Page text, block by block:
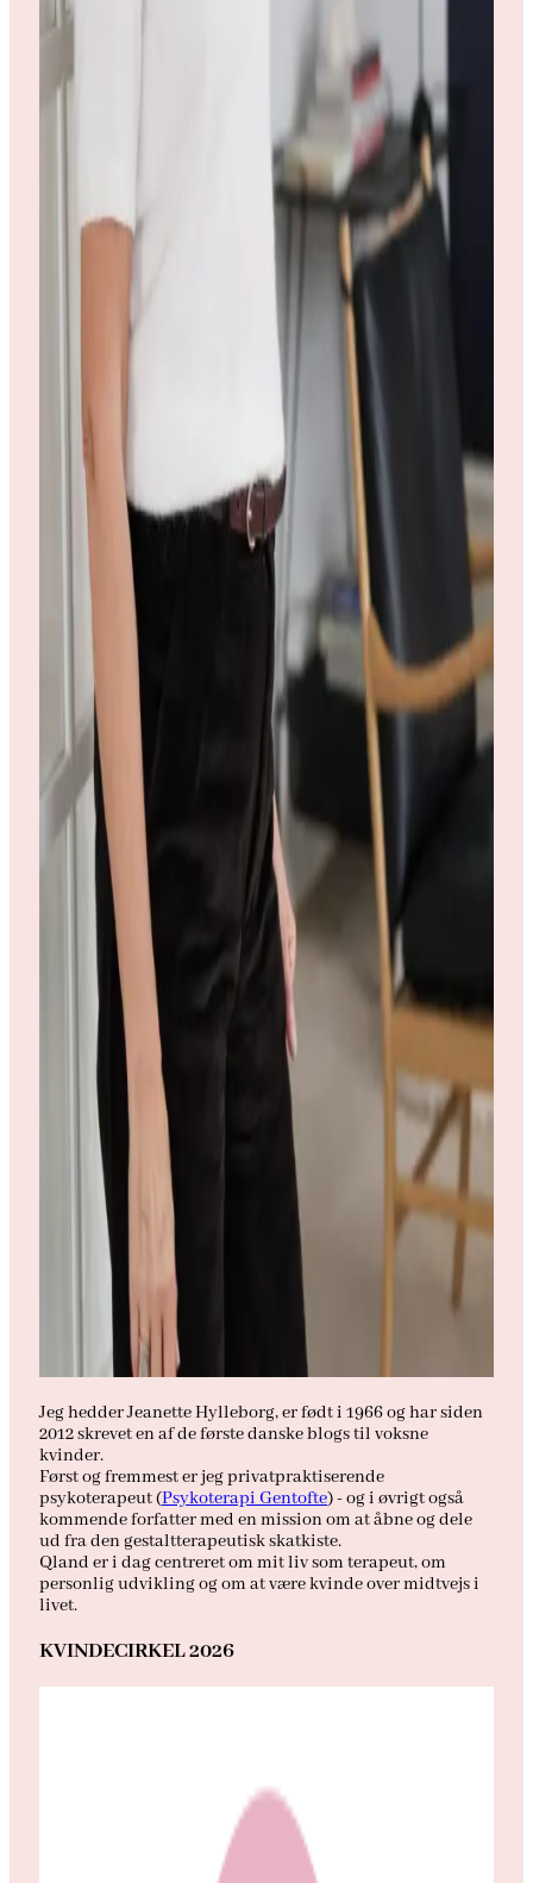
Jeg hedder Jeanette Hylleborg, er født i 1966 og har siden
2012 skrevet en af de første danske blogs til voksne
kvinder.
Først og fremmest er jeg privatpraktiserende
psykoterapeut (Psykoterapi Gentofte) - og i øvrigt også
kommende forfatter med en mission om at åbne og dele
ud fra den gestaltterapeutisk skatkiste.
Qland er i dag centreret om mit liv som terapeut, om
personlig udvikling og om at være kvinde over midtvejs i
livet.
KVINDECIRKEL 2026